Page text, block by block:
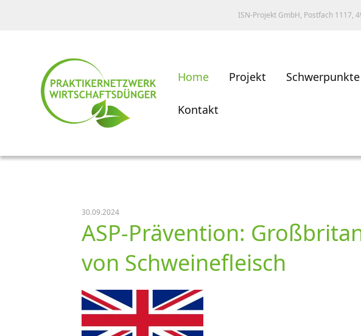
ISN-Projekt GmbH, Postfach 1117,
Home Projekt Schwerpunkte
Kontakt
30.09.2024
ASP-Prävention:
von Schweinefleisch